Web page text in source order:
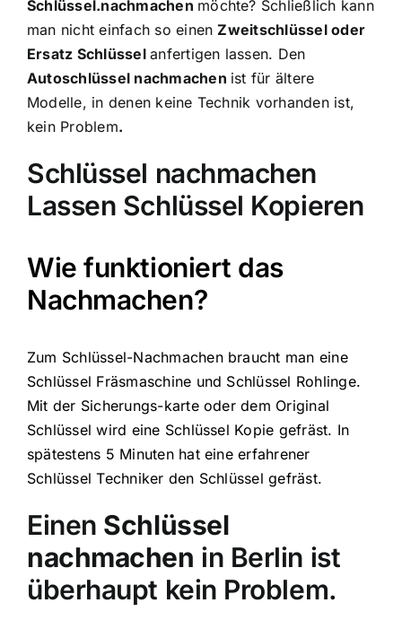
Schlüssel.nachmachen möchte? Schließlich kann
man nicht einfach so einenZweitschlüssel oder
Ersatz Schlüsselanfertigen lassen. Den
Autoschlüssel nachmachen ist für ältere
Modelle, in denen keine Technik vorhanden ist,
kein Problem.
Schlüssel nachmachen
Lassen Schlüssel Kopieren
Wie funktioniert das
Nachmachen?
Zum Schlüssel-Nachmachen braucht man eine
Schlüssel Fräsmaschine und Schlüssel Rohlinge.
Mit der Sicherungs-karte oder dem Original
Schlüssel wird eine Schlüssel Kopie gefräst. In
spätestens 5 Minuten hat eine erfahrener
Schlüssel Techniker den Schlüssel gefräst.
Einen Schlüssel
nachmachen in Berlin ist
überhaupt kein Problem.